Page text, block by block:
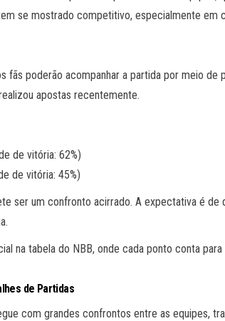
se mostrado competitivo, especialmente em
fãs poderão acompanhar a partida por meio
apostas recentemente.
de vitória: 62%)
de vitória: 45%)
ser um confronto acirrado. A expectativa é
na tabela do NBB, onde cada ponto conta
de Partidas
com grandes confrontos entre as equipes,